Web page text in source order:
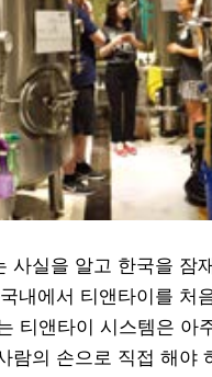
사실을 알고 한국을 잠
내에서 티앤타이를 처
티앤타이 시스템은
람의 손으로 직접 해야